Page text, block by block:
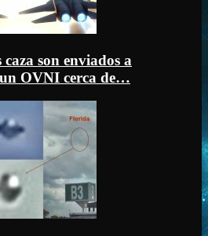
caza son enviados a
OVNI cerca de…